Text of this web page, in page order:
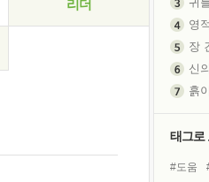
리더
영
장
신
태그로
#도움